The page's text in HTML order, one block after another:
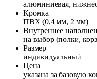
алюминиевая,
Кромка
ПВХ (0,4 мм, 2 мм)
Внутреннее
на выбор (полки,
Размер
индивидуальный
Цена
указана за базовую